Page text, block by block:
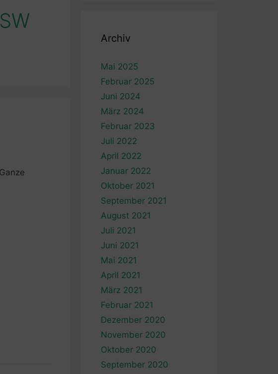
Archiv
Mai 2025
Februar 2025
Juni 2024
März 2024
Februar 2023
Juli 2022
April 2022
Januar 2022
Oktober 2021
September 2021
August 2021
Juli 2021
Juni 2021
Mai 2021
April 2021
März 2021
Februar 2021
Dezember 2020
November 2020
Oktober 2020
September 2020